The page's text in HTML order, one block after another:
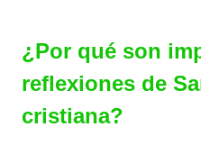
¿Por qué son
reflexiones de
cristiana?